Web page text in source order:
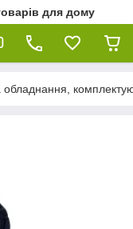
для дому
обладнання,